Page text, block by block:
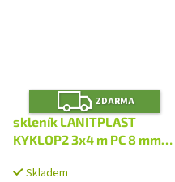
Z
D
A
R
M
ZDARMA
skleník LANITPLAST
KYKLOP2 3x4 m PC 8 mm
Skladem